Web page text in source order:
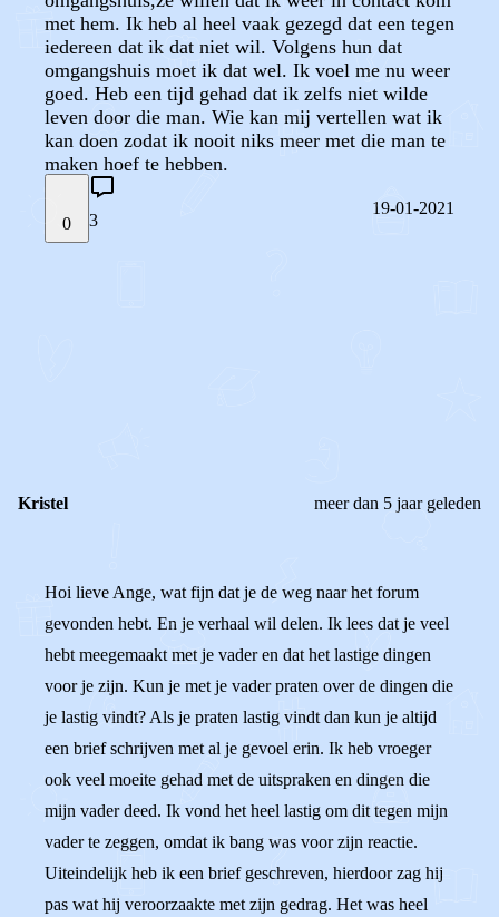
met hem. Ik heb al heel vaak gezegd dat een tegen
iedereen dat ik dat niet wil. Volgens hun dat
omgangshuis moet ik dat wel. Ik voel me nu weer
goed. Heb een tijd gehad dat ik zelfs niet wilde
leven door die man. Wie kan mij vertellen wat ik
kan doen zodat ik nooit niks meer met die man te
maken hoef te hebben.
0 3
19-01-2021
Kristel meer dan 5 jaar geleden
Hoi lieve Ange, wat fijn dat je de weg naar het forum
gevonden hebt. En je verhaal wil delen. Ik lees dat je veel
hebt meegemaakt met je vader en dat het lastige dingen
voor je zijn. Kun je met je vader praten over de dingen die
je lastig vindt? Als je praten lastig vindt dan kun je altijd
een brief schrijven met al je gevoel erin. Ik heb vroeger
ook veel moeite gehad met de uitspraken en dingen die
mijn vader deed. Ik vond het heel lastig om dit tegen mijn
vader te zeggen, omdat ik bang was voor zijn reactie.
Uiteindelijk heb ik een brief geschreven, hierdoor zag hij
pas wat hij veroorzaakte met zijn gedrag. Het was heel